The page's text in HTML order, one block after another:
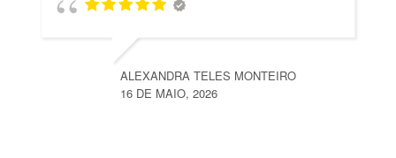
ALEXANDRA TELES MONTEIRO
16 DE MAIO, 2026